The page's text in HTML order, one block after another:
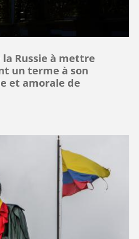
la Russie à mettre
un terme à son
et amorale de